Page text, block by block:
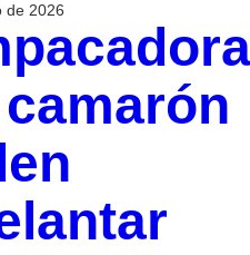
de 2026